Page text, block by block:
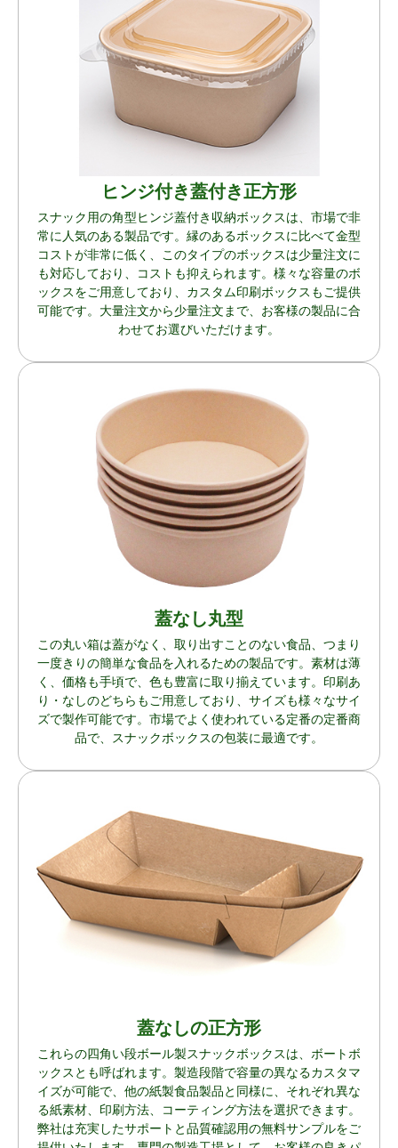
ヒンジ付き蓋付き正方形
スナック用の角型ヒンジ蓋付き収納ボックスは、市場で非
常に人気のある製品です。縁のあるボックスに比べて金型
コストが非常に低く、このタイプのボックスは少量注文に
も対応しており、コストも抑えられます。様々な容量のボ
ックスをご用意しており、カスタム印刷ボックスもご提供
可能です。大量注文から少量注文まで、お客様の製品に合
わせてお選びいただけます。
蓋なし丸型
この丸い箱は蓋がなく、取り出すことのない食品、つまり
一度きりの簡単な食品を入れるための製品です。素材は薄
く、価格も手頃で、色も豊富に取り揃えています。印刷あ
り・なしのどちらもご用意しており、サイズも様々なサイ
ズで製作可能です。市場でよく使われている定番の定番商
品で、スナックボックスの包装に最適です。
蓋なしの正方形
これらの四角い段ボール製スナックボックスは、ボートボ
ックスとも呼ばれます。製造段階で容量の異なるカスタマ
イズが可能で、他の紙製食品製品と同様に、それぞれ異な
る紙素材、印刷方法、コーティング方法を選択できます。
弊社は充実したサポートと品質確認用の無料サンプルをご